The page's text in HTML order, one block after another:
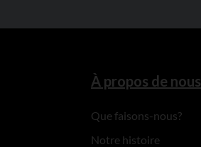
À propos de nous
Que faisons-nous?
Notre histoire